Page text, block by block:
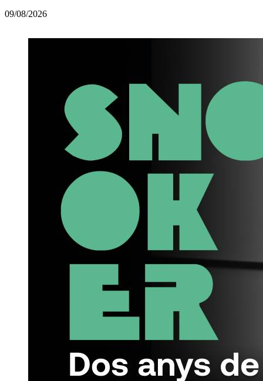
09/08/2026